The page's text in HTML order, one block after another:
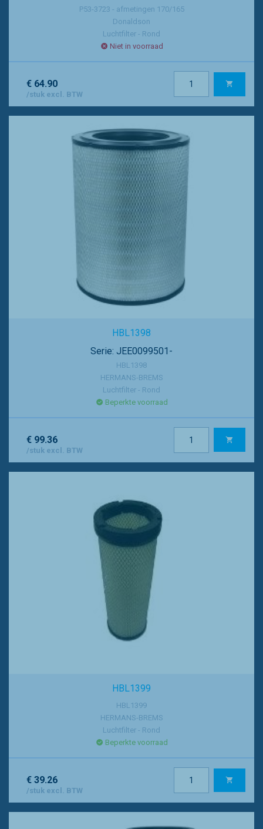
P53-3723 - afmetingen 170/165
Donaldson
Luchtfilter - Rond
Niet in voorraad
€ 64.90
/stuk excl. BTW
HBL1398
Serie: JEE0099501-
HBL1398
HERMANS-BREMS
Luchtfilter - Rond
Beperkte voorraad
€ 99.36
/stuk excl. BTW
HBL1399
HBL1399
HERMANS-BREMS
Luchtfilter - Rond
Beperkte voorraad
€ 39.26
/stuk excl. BTW